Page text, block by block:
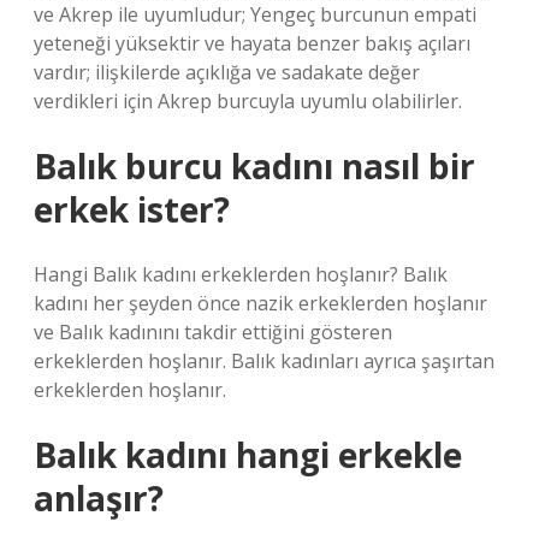
ve Akrep ile uyumludur; Yengeç burcunun empati
yeteneği yüksektir ve hayata benzer bakış açıları
vardır; ilişkilerde açıklığa ve sadakate değer
verdikleri için Akrep burcuyla uyumlu olabilirler.
Balık burcu kadını nasıl bir
erkek ister?
Hangi Balık kadını erkeklerden hoşlanır? Balık
kadını her şeyden önce nazik erkeklerden hoşlanır
ve Balık kadınını takdir ettiğini gösteren
erkeklerden hoşlanır. Balık kadınları ayrıca şaşırtan
erkeklerden hoşlanır.
Balık kadını hangi erkekle
anlaşır?